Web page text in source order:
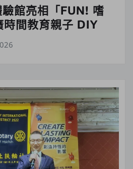
館亮相「FUN! 嗜
間教育親子 DIY